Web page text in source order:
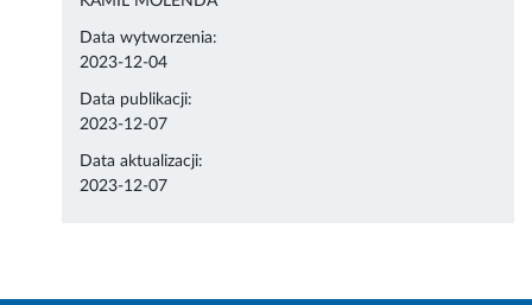
Data wytworzenia:
2023-12-04
Data publikacji:
2023-12-07
Data aktualizacji:
2023-12-07